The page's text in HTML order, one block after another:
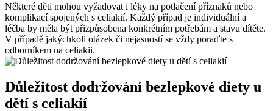
Některé děti ⁤mohou vyžadovat i léky ⁤na potlačení příznaků nebo
komplikací spojených⁢ s celiakií. Každý případ ⁤je individuální a⁤
léčba‌ by měla být ‍přizpůsobena konkrétním potřebám a stavu dítěte.⁤
V případě jakýchkoli⁤ otázek či nejasností se ⁢vždy poraďte s
⁣odborníkem na celiakii.
Důležitost dodržování bezlepkové diety u
dětí s ⁢celiakií